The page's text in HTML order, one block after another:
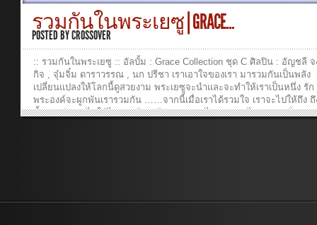
จิตใจให้ฉันได้ก้าวต่อพระเยซูทรงเป็นความหวัง หัวใจจึงไม่ท้อไม่ขอยอ
ยังไม่เห็นทาง Verse 3:ต่อให้พรุ่งนี้ จะดีหรือจะร้ายฉันไม่หวั่นไหวขออยู่ใ
พระองค์อยากจะใกล้ชิด ติดตามและไม่เดินหลงทั้งใจและกายมอบให้พระ
พระองค์ ทรงครอบครอง ฟังเพลงและดูวีดีโออื่นๆ หรือร่วมสนับสนุนพันธ
crossover...
รวมกันในพระเยซู | GRACE...
POSTED BYCROSSOVER
:: รวมกันในพระเยซู :: อัลบั้ม : Grace Collection ชุด C ศิลปิน : อัญชลี
กิจ , จุ๋มจิ๋ม ดาราวรรณ , นก ปรีชา เราเอาใจของเรา มารวมกันเป็นพลัง
เปลี่ยนแปลงให้โลกนี้ดูสวยงาม พระเยซูจะนำและจะทำให้เราเป็นหนึ่ง รัก
พระองค์จะผูกพันเรารวมกัน ……จากนี้เมื่อเราได้รวมใจ เราจะไปให้ถึง
น้ำพระทัย จะไปให้ไกลสุดฟ้า แม้หนทางยาวไกล เราจะไม่หวาดหวั่น เพร
www.facebook.com/crossovermusic.me/ MP3 มีจำหน่ายใน iTunes ,